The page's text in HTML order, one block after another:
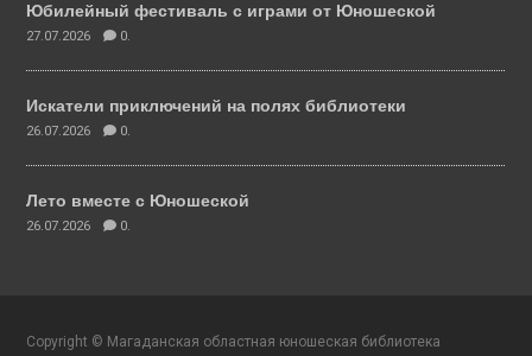
Юбилейный фестиваль с играми от Юношеской
27.07.2026 0.
Искатели приключений на полях библиотеки
26.07.2026 0.
Лето вместе с Юношеской
26.07.2026 0.
Copyright © Магаданская областная юношеская библиотека